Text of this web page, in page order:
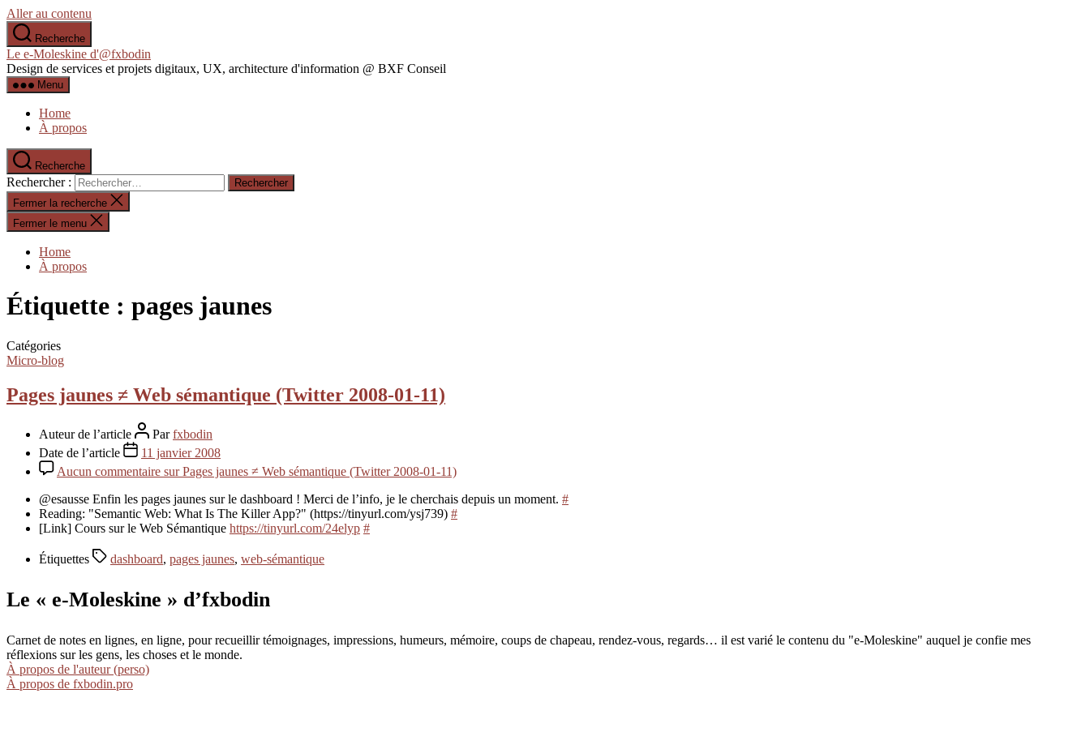
Aller au contenu
Recherche
Le e-Moleskine d'@fxbodin
Design de services et projets digitaux, UX, architecture d'information @ BXF Conseil
Menu
Home
À propos
Recherche
Rechercher :
Fermer la recherche
Fermer le menu
Home
À propos
Étiquette : pages jaunes
Catégories
Micro-blog
Pages jaunes ≠ Web sémantique (Twitter 2008-01-11)
Auteur de l’article Parfxbodin
Date de l’article
11 janvier 2008
Aucun commentaire sur Pages jaunes ≠ Web sémantique (Twitter 2008-01-11)
@esausse Enfin les pages jaunes sur le dashboard ! Merci de l’info, je le cherchais depuis un moment. #
Reading: "Semantic Web: What Is The Killer App?" (https://tinyurl.com/ysj739) #
[Link] Cours sur le Web Sémantique https://tinyurl.com/24elyp #
Étiquettes dashboard, pages jaunes, web-sémantique
Le « e-Moleskine » d’fxbodin
Carnet de notes en lignes, en ligne, pour recueillir témoignages, impressions, humeurs, mémoire, coups de chapeau, rendez-vous, regards… il est varié le contenu du "e-Moleskine" auquel je confie mes
réflexions sur les gens, les choses et le monde.
À propos de l'auteur (perso)
À propos de fxbodin.pro